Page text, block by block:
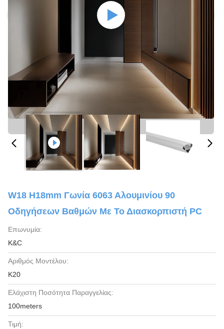
W18 H18mm Γωνία 6063 Αλουμινίου 90
Οδηγήσεων Βαθμών Με Το Διασκορπιστή PC
Επωνυμία:
K&C
Αριθμός Μοντέλου:
K20
Ελάχιστη Ποσότητα Παραγγελίας:
100meters
Τιμή: